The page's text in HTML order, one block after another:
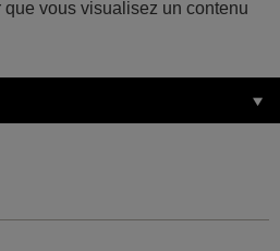
vous visualisez un contenu